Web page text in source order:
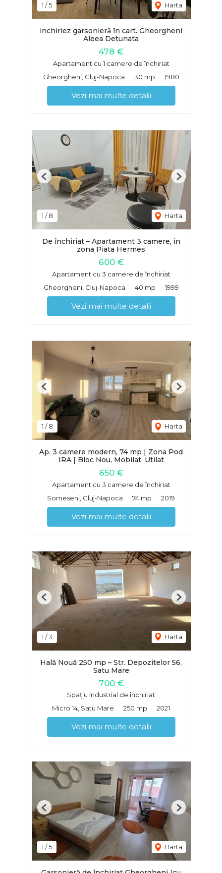
1 /5 Harta
inchiriez garsonieră în cart. Gheorgheni
Aleea Detunata
478 €
Apartament cu 1 camere de închiriat
Gheorgheni, Cluj-Napoca
30 mp 1980
Vezi mai multe detalii
1 /8 Harta
Previous Next
De închiriat – Apartament 3 camere, in
zona Piata Hermes
600 €
Apartament cu 3 camere de închiriat
Gheorgheni, Cluj-Napoca
40 mp 1999
Vezi mai multe detalii
1 /8 Harta
Previous Next
Ap. 3 camere modern, 74 mp | Zona Pod
IRA | Bloc Nou, Mobilat, Utilat
650 €
Apartament cu 3 camere de închiriat
Someseni, Cluj-Napoca
74 mp 2019
Vezi mai multe detalii
1 /3 Harta
Previous Next
Hală Nouă 250 mp – Str. Depozitelor 56,
Satu Mare
700 €
Spațiu industrial de închiriat
Micro 14, Satu Mare
250 mp 2021
Vezi mai multe detalii
1 /5 Harta
Previous Next